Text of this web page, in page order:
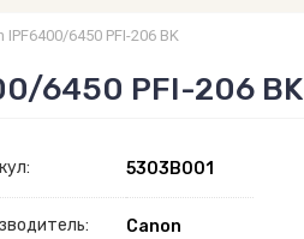
6450 PFI-206 BK
6450 PFI-206 BK
5303B001
Canon